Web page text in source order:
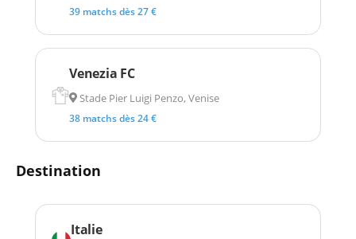
39 matchs dès 27 €
Venezia FC
Stade Pier Luigi Penzo, Venise
38 matchs dès 24 €
Destination
Italie